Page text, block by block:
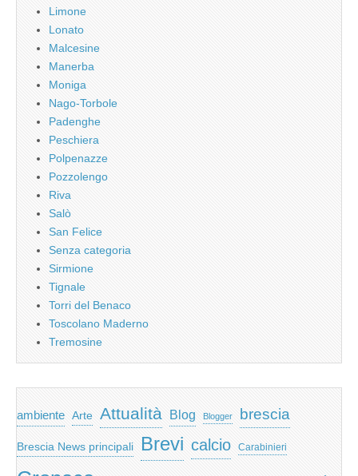
Limone
Lonato
Malcesine
Manerba
Moniga
Nago-Torbole
Padenghe
Peschiera
Polpenazze
Pozzolengo
Riva
Salò
San Felice
Senza categoria
Sirmione
Tignale
Torri del Benaco
Toscolano Maderno
Tremosine
ambiente Arte Attualità Blog Blogger brescia
Brescia News principali Brevi calcio Carabinieri